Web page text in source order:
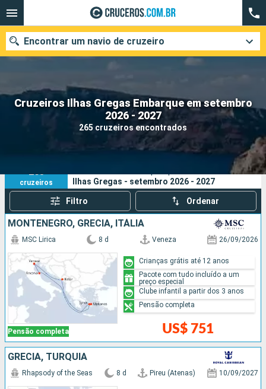
Cruzeiros Ilhas Gregas Embarque em setembro
2026 - 2027
265 cruzeiros encontrados
Encontrar um navio de cruzeiro
Quando ir?
Data de partida
Pesquisar
265
cruzeiros
Ilhas Gregas - setembro 2026 - 2027
Filtro Ordenar
MONTENEGRO, GRÉCIA, ITÁLIA
Pensão completa
MSC Lirica 8 d Veneza 26/09/2026
US$ 751
Crianças grátis até 12 anos
Pacote com tudo incluído a um
preço especial
Clube infantil a partir dos 3 anos
Pensão completa
GRÉCIA, TURQUIA
Rhapsody of the Seas 8 d Pireu (Atenas) 10/09/2027